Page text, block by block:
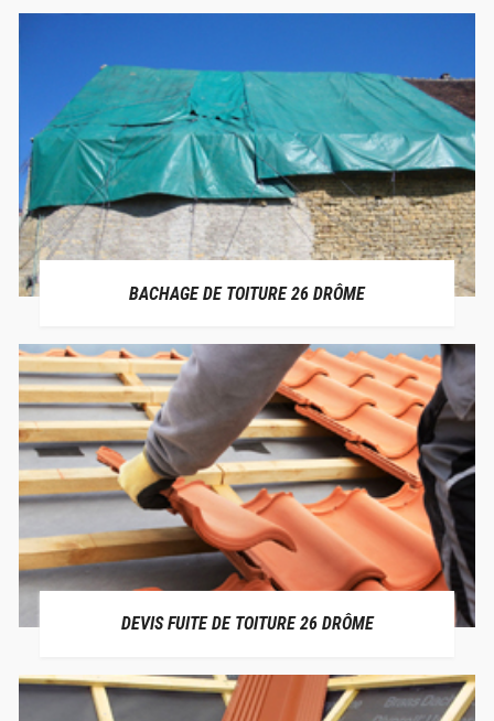
BACHAGE DE TOITURE 26 DRÔME
DEVIS FUITE DE TOITURE 26 DRÔME